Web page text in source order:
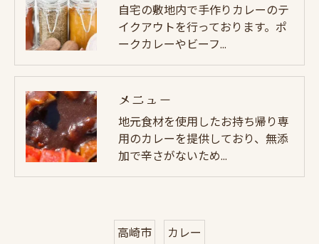
自宅の敷地内で手作りカレーのテ
イクアウトを行っております。ポ
ークカレーやビーフ…
メニュー
地元食材を使用したお持ち帰り専
用のカレーを提供しており、無添
加で辛さがないため…
高崎市 カレー